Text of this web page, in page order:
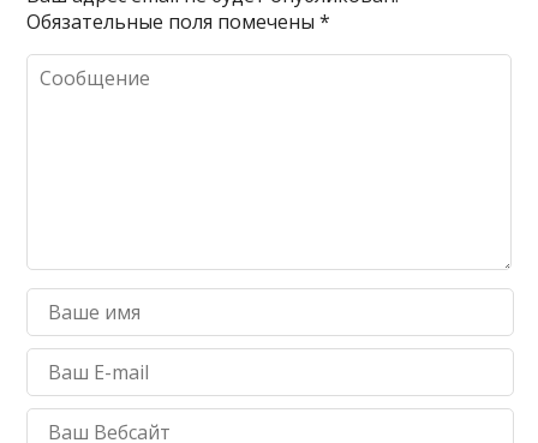
Обязательные поля помечены*